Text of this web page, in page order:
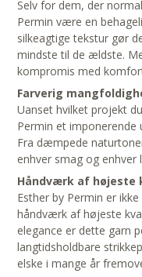
Selv for dem, der
Permin være en
silkeagtige tekstur gør
mindste til de ældste.
kompromis med
Farverig
Uanset hvilket projekt
Permin et
Fra dæmpede
enhver smag og enhver
Håndværk af højeste
Esther by Permin er
håndværk af højeste
elegance er dette garn
langtidsholdbare
elske i mange år